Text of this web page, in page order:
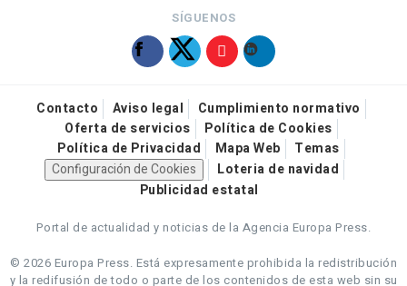
SÍGUENOS
Contacto Aviso legal
Cumplimiento normativo
Oferta de servicios
Política de Cookies
Política de Privacidad
Mapa Web
Temas
Configuración de Cookies
Loteria de navidad
Publicidad estatal
Portal de actualidad y noticias de la Agencia Europa Press.
© 2026 Europa Press. Está expresamente prohibida la redistribución
y la redifusión de todo o parte de los contenidos de esta web sin su